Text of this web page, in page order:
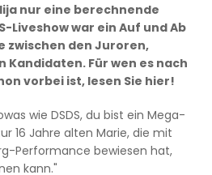
nur eine berechnende
Liveshow war ein Auf und Ab
zwischen den Juroren,
Für wen es nach
vorbei ist, lesen Sie hier!
wie DSDS, du bist ein Mega-
16 Jahre alten Marie, die mit
Performance bewiesen hat,
kann."